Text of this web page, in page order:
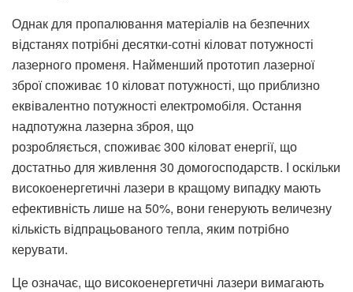
Однак для пропалювання матеріалів на безпечних
відстанях потрібні десятки-сотні кіловат потужності
лазерного променя. Найменший прототип лазерної
зброї споживає 10 кіловат потужності, що приблизно
еквівалентно потужності електромобіля. Остання
надпотужна лазерна зброя, що
розробляється, споживає 300 кіловат енергії, що
достатньо для живлення 30 домогосподарств. І оскільки
високоенергетичні лазери в кращому випадку мають
ефективність лише на 50%, вони генерують величезну
кількість відпрацьованого тепла, яким потрібно
керувати.
Це означає, що високоенергетичні лазери вимагають